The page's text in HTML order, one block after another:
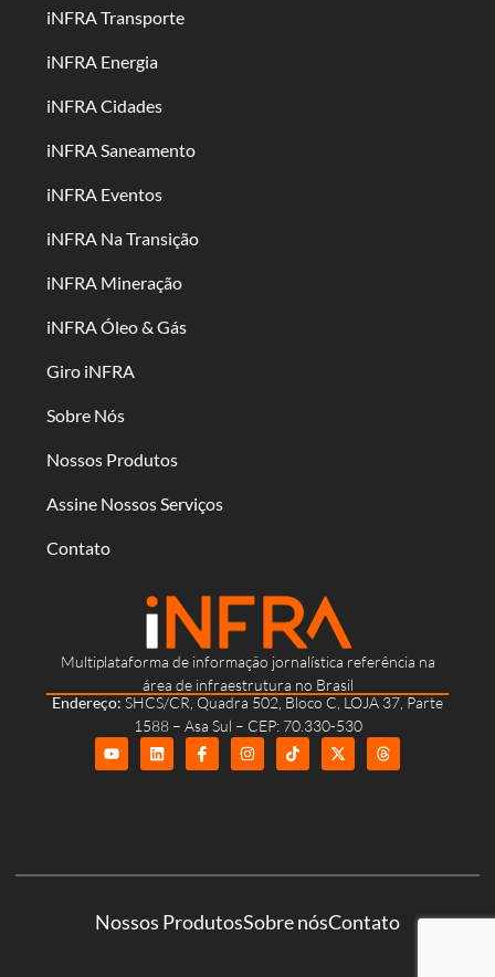
Multiplataforma de informação jornalística referência na
área de infraestrutura no Brasil
Endereço: SHCS/CR, Quadra 502, Bloco C, LOJA 37, Parte
1588 – Asa Sul – CEP: 70.330-530
iNFRA Transporte
iNFRA Energia
iNFRA Cidades
iNFRA Saneamento
iNFRA Eventos
iNFRA Na Transição
iNFRA Mineração
iNFRA Óleo & Gás
Giro iNFRA
Sobre Nós
Nossos Produtos
Assine Nossos Serviços
Contato
Nossos ProdutosSobre nósContato